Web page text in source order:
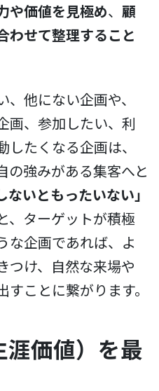
や価値を見極め、 顧
わせて整理すること
他にない企画や、
画、参加したい、利
たくなる企画は、
の強みがある集客へと
ないともったいない」
、ターゲットが積極
な企画であれば、よ
つけ、自然な来場や
ことに繋がります。
価値）を最